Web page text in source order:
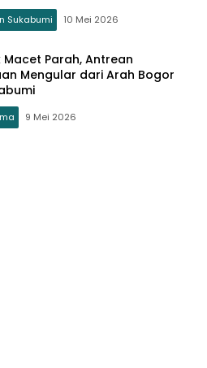
Sukabumi 10 Mei 2026
Parah, Antrean
Mengular dari Arah Bogor
9 Mei 2026